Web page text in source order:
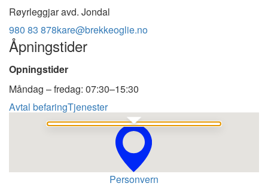
Røyrleggjar avd. Jondal
980 83 878kare@brekkeoglie.no
Åpningstider
Opningstider
Måndag – fredag: 07:30–15:30
Avtal befaringTjenester
Personvern